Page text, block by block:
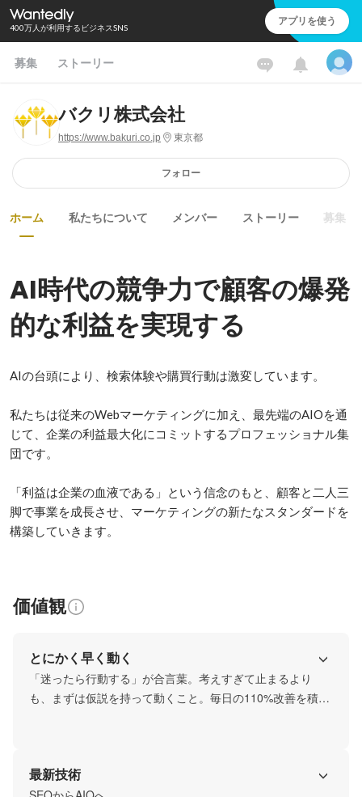
400万人が利用するビジネスSNS アプリを使う
募集 ストーリー
バクリ株式会社
https://www.bakuri.co.jp 東京都
フォロー
ホーム 私たちについて メンバー ストーリー 募集
AI時代の競争力で顧客の爆発
的な利益を実現する
AIの台頭により、検索体験や購買行動は激変しています。
私たちは従来のWebマーケティングに加え、最先端のAIOを通
じて、企業の利益最大化にコミットするプロフェッショナル集
団です。
「利益は企業の血液である」という信念のもと、顧客と二人三
脚で事業を成長させ、マーケティングの新たなスタンダードを
構築していきます。
価値観
とにかく早く動く
「迷ったら行動する」が合言葉。考えすぎて止まるより
も、まずは仮説を持って動くこと。毎日の110%改善を積み
最新技術